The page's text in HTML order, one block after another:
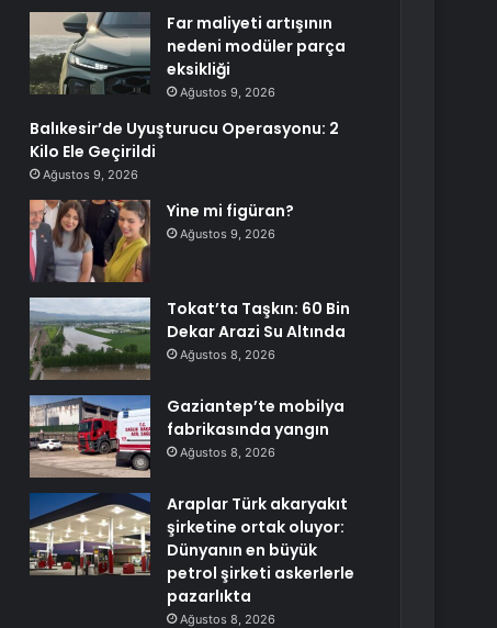
Far maliyeti artışının
nedeni modüler parça
eksikliği
Ağustos 9, 2026
Balıkesir’de Uyuşturucu Operasyonu: 2
Kilo Ele Geçirildi
Ağustos 9, 2026
Yine mi figüran?
Ağustos 9, 2026
Tokat’ta Taşkın: 60 Bin
Dekar Arazi Su Altında
Ağustos 8, 2026
Gaziantep’te mobilya
fabrikasında yangın
Ağustos 8, 2026
Araplar Türk akaryakıt
şirketine ortak oluyor:
Dünyanın en büyük
petrol şirketi askerlerle
pazarlıkta
Ağustos 8, 2026